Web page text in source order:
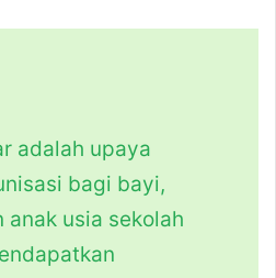
adalah upaya
bagi bayi,
anak usia sekolah